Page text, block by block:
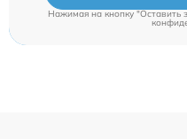
Нажимая на кнопку "Оставить